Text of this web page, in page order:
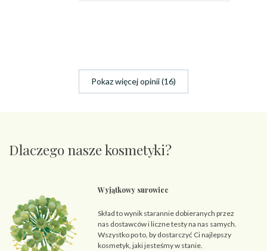
Pokaz więcej opinii (16)
Dlaczego nasze kosmetyki?
Wyjątkowy surowiec
Skład to wynik starannie dobieranych przez
nas dostawców i liczne testy na nas samych.
Wszystko po to, by dostarczyć Ci najlepszy
kosmetyk, jaki jesteśmy w stanie.